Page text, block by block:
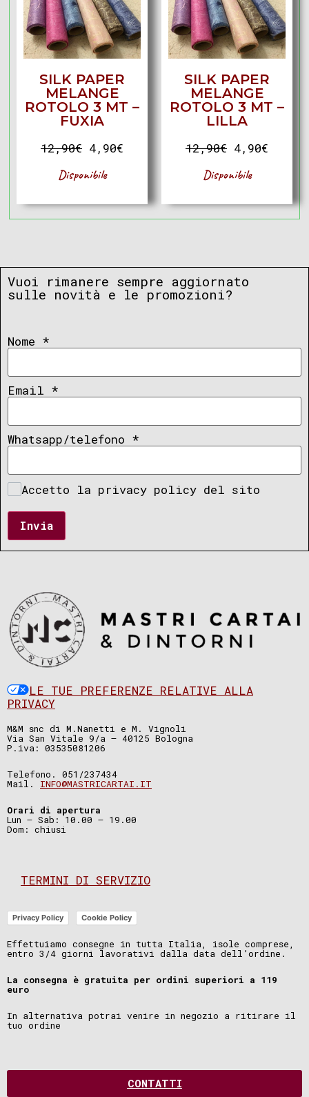
SILK PAPER
MELANGE
ROTOLO 3 MT –
FUXIA
12,90€ 4,90€
Disponibile
SILK PAPER
MELANGE
ROTOLO 3 MT –
LILLA
12,90€ 4,90€
Disponibile
Vuoi rimanere sempre aggiornato
sulle novità e le promozioni?
Nome *
Email *
Whatsapp/telefono *
Accetto la privacy policy del sito
Invia
LE TUE PREFERENZE RELATIVE ALLA
PRIVACY
M&M snc di M.Nanetti e M. Vignoli
Via San Vitale 9/a – 40125 Bologna
P.iva: 03535081206
Telefono. 051/237434
Mail. INFO@MASTRICARTAI.IT
Orari di apertura
Lun – Sab: 10.00 – 19.00
Dom: chiusi
TERMINI DI SERVIZIO
Privacy Policy Cookie Policy
Effettuiamo consegne in tutta Italia, isole comprese,
entro 3/4 giorni lavorativi dalla data dell’ordine.
La consegna è gratuita per ordini superiori a 119
euro
In alternativa potrai venire in negozio a ritirare il
tuo ordine
CONTATTI